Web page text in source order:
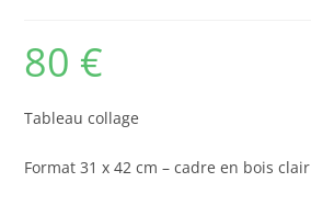
80 €
Tableau collage
Format 31 x 42 cm – cadre en bois clair